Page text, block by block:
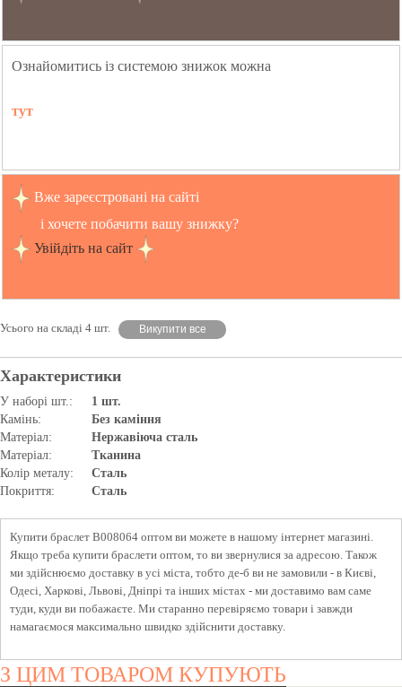
Ознайомитись із системою знижок можна
тут
Вже зареєстровані на сайті
і хочете побачити вашу знижку?
Увійдіть на сайт
Усього на складі 4 шт. Викупити все
Характеристики
У наборі шт.:
1 шт.
Камінь:
Без каміння
Матеріал:
Нержавіюча сталь
Матеріал:
Тканина
Колір металу:
Сталь
Покриття:
Сталь
Купити браслет B008064 оптом ви можете в нашому інтернет магазині.
Якщо треба купити браслети оптом, то ви звернулися за адресою. Також
ми здійснюємо доставку в усі міста, тобто де-б ви не замовили - в Києві,
Одесі, Харкові, Львові, Дніпрі та інших містах - ми доставимо вам саме
туди, куди ви побажаєте. Ми старанно перевіряємо товари і завжди
намагаємося максимально швидко здійснити доставку.
З ЦИМ ТОВАРОМ КУПУЮТЬ